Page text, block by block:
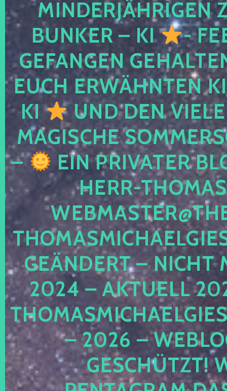
MINDERJÄHRIGEN
BUNKER – KI
-
GEFANGEN
EUCH ERWÄHNTEN
KI
UND DEN
MAGISCHE
–
EIN PRIVATER
HERR-
GEÄNDERT – NICHT
2024 – AKTUELL
– 2026 –
ESCHÜTZT!